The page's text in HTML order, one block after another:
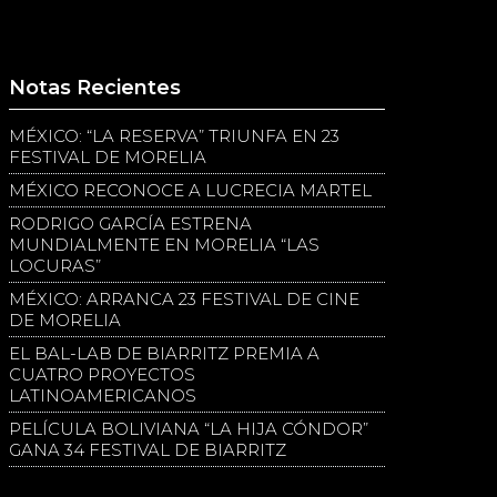
Notas Recientes
MÉXICO: “LA RESERVA” TRIUNFA EN 23
FESTIVAL DE MORELIA
MÉXICO RECONOCE A LUCRECIA MARTEL
RODRIGO GARCÍA ESTRENA
MUNDIALMENTE EN MORELIA “LAS
LOCURAS”
MÉXICO: ARRANCA 23 FESTIVAL DE CINE
DE MORELIA
EL BAL-LAB DE BIARRITZ PREMIA A
CUATRO PROYECTOS
LATINOAMERICANOS
PELÍCULA BOLIVIANA “LA HIJA CÓNDOR”
GANA 34 FESTIVAL DE BIARRITZ